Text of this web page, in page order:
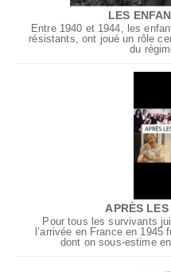
LES
Entre 1940 et 1944, les
résistants, ont joué un rôle
du
APRÈS
Pour tous les survivants
l’arrivée en France en
dont on sous-estime